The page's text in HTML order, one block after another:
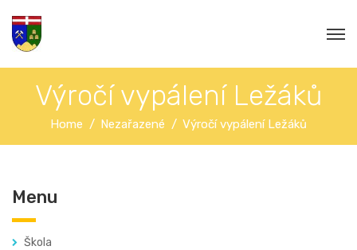
Výročí vypálení Ležáků
Home Nezařazené Výročí vypálení Ležáků
Menu
Škola